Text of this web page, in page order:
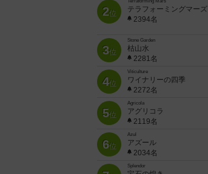
2位
テラフォーミングマーズ
2394名
3位
Stone Garden
枯山水
2281名
4位
Viticulture
ワイナリーの四季
2272名
5位
Agricola
アグリコラ
2119名
6位
Azul
アズール
2034名
Splendor